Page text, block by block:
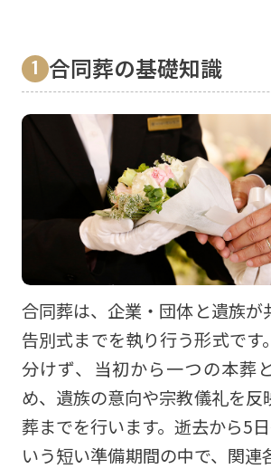
合同葬の基礎知識
合同葬は、企業・団体と遺族が
告別式までを執り行う形式です
分けず、当初から一つの本葬
め、遺族の意向や宗教儀礼を反
葬までを行います。逝去から5
いう短い準備期間の中で、関連